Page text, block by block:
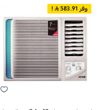
وفر 583.91 !